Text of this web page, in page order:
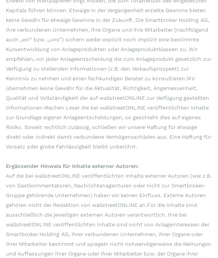
Kapitals führen können. Etwaige in der Vergangenheit erzielte Gewinne bieten
keine Gewähr für etwaige Gewinne in der Zukunft. Die Smartbroker Holding AG,
ihre verbundenen Unternehmen, ihre Organe und ihre Mitarbeiter (nachfolgend
auch „wir“ bzw. „uns“) sichern weder explizit noch implizit eine bestimmte
Kursentwicklung von Anlageprodukten oder Anlageproduktklassen zu. Wir
empfehlen, vor jeder Anlageentscheidung die zum Anlageprodukt gesetzlich zur
Verfügung zu stellenden Informationen (z.B. den Verkaufsprospekt) zur
Kenntnis zu nehmen und einen fachkundigen Berater zu konsultieren.Wir
übernehmen keine Gewähr für die Aktualität, Richtigkeit, Angemessenheit,
Qualität und Vollständigkeit der auf wallstreetONLINE zur Verfügung gestellten
Informationen.Machen Leser die bei wallstreetONLINE veröffentlichten Inhalte
zur Grundlage eigener Anlageentscheidungen, so geschieht dies auf eigenes
Risiko. Soweit rechtlich zulässig, schließen wir unsere Haftung für etwaige
direkt oder indirekt damit verbundene Vermögensschäden aus. Eine Haftung für
Vorsatz oder grobe Fahrlässigkeit bleibt unberührt.
Ergänzender Hinweis für Inhalte externer Autoren:
Auf die bei wallstreetONLINE veröffentlichten Inhalte externer Autoren (wie z.B.
von Gastkommentatoren, Nachrichtenagenturen oder nicht zur Smartbroker-
Gruppe gehörende Unternehmen) haben wir keinen Einfluss. Externe Autoren
gehören nicht der Redaktion von wallstreetONLINE an.Für die Inhalte sind
ausschließlich die jeweiligen externen Autoren verantwortlich. Ihre bei
wallstreetONLINE veröffentlichten Inhalte sind nicht von Anlageinteressen der
Smartbroker Holding AG, ihrer verbundenen Unternehmen, ihrer Organe oder
ihrer Mitarbeiter bestimmt und spiegeln nicht notwendigerweise die Meinungen
und Auffassungen ihrer Organe oder ihrer Mitarbeiter bzw. der Organe ihrer